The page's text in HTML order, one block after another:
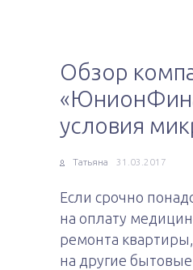
Обзор
условия
Татьяна 31.03.2017
Если срочно
на оплату
ремонта
на другие